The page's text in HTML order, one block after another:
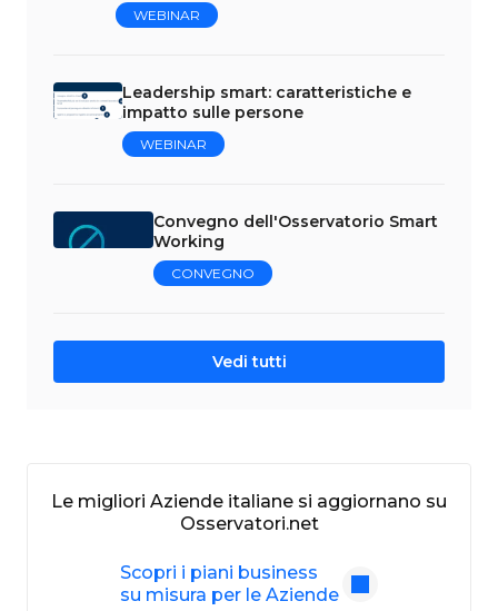
WEBINAR
Leadership smart: caratteristiche e
impatto sulle persone
WEBINAR
Convegno dell'Osservatorio Smart
Working
CONVEGNO
Vedi tutti
Le migliori Aziende italiane si aggiornano su
Osservatori.net
Scopri i piani business
su misura per le Aziende